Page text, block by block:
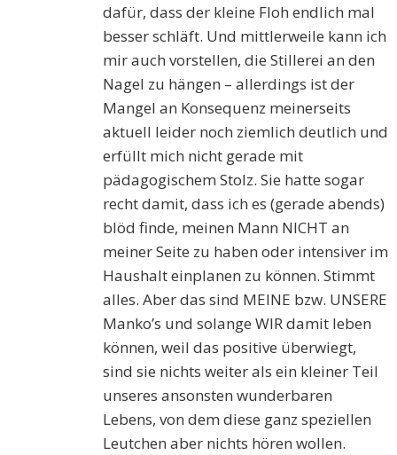
dafür, dass der kleine Floh endlich mal
besser schläft. Und mittlerweile kann ich
mir auch vorstellen, die Stillerei an den
Nagel zu hängen – allerdings ist der
Mangel an Konsequenz meinerseits
aktuell leider noch ziemlich deutlich und
erfüllt mich nicht gerade mit
pädagogischem Stolz. Sie hatte sogar
recht damit, dass ich es (gerade abends)
blöd finde, meinen Mann NICHT an
meiner Seite zu haben oder intensiver im
Haushalt einplanen zu können. Stimmt
alles. Aber das sind MEINE bzw. UNSERE
Manko’s und solange WIR damit leben
können, weil das positive überwiegt,
sind sie nichts weiter als ein kleiner Teil
unseres ansonsten wunderbaren
Lebens, von dem diese ganz speziellen
Leutchen aber nichts hören wollen.